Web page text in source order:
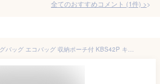
全てのおすすめコメント (1件) >
ハローキティ ショッピングバッグ エコバッグ 収納ポーチ付 KBS42P キャラクターグッズ お買い物バッグ Sk424